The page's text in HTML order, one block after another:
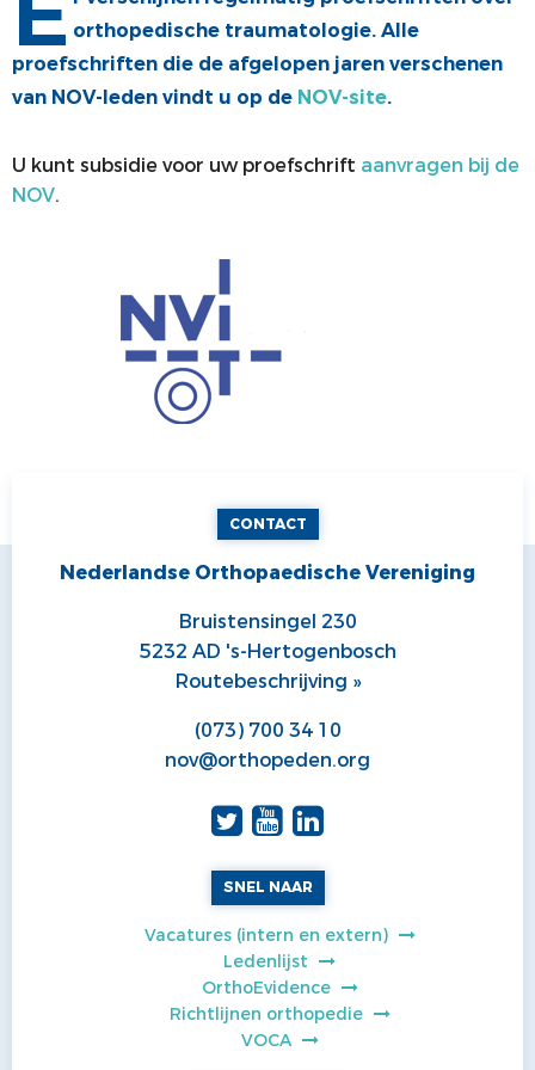
ALV
VACATUREBANK
MEDISCHE INDUSTRIE
orthopedische traumatologie. Alle
proefschriften die de afgelopen jaren verschenen
van NOV-leden vindt u op de NOV-site.
U kunt subsidie voor uw proefschrift aanvragen bij de
NOV.
CONTACT
Nederlandse Orthopaedische Vereniging
Bruistensingel 230
5232 AD 's-Hertogenbosch
Routebeschrijving »
(073) 700 34 10
nov@orthopeden.org
SNEL NAAR
Vacatures (intern en extern)
Ledenlijst
OrthoEvidence
Richtlijnen orthopedie
VOCA